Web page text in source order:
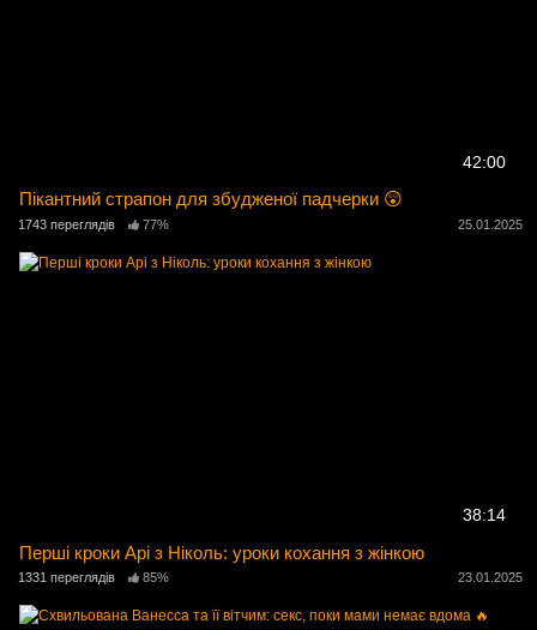
42:00
Пікантний страпон для збудженої падчерки 😲
1743 переглядів 77% 25.01.2025
38:14
Перші кроки Арі з Ніколь: уроки кохання з жінкою
1331 переглядів 85% 23.01.2025